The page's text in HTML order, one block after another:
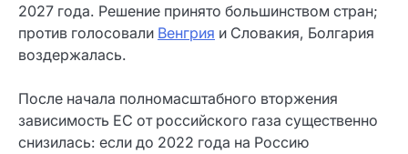
2027 года. Решение принято большинством стран;
против голосовали Венгрия и Словакия, Болгария
воздержалась.
После начала полномасштабного вторжения
зависимость ЕС от российского газа существенно
снизилась: если до 2022 года на Россию